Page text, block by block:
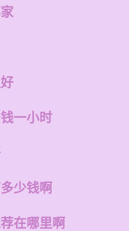
一小时
少钱啊
在哪里啊